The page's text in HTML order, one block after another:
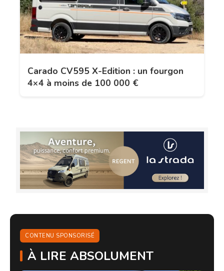
Carado CV595 X-Edition : un fourgon
4×4 à moins de 100 000 €
CONTENU SPONSORISÉ
À LIRE ABSOLUMENT